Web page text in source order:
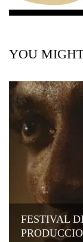
YOU
FESTIVAL